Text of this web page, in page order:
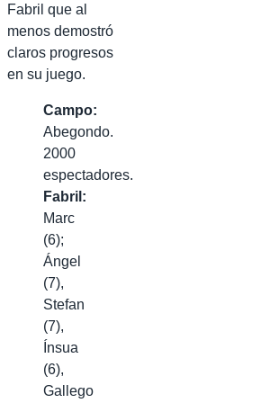
Fabril que al
menos demostró
claros progresos
en su juego.
Campo:
Abegondo.
2000
espectadores.
Fabril:
Marc
(6);
Ángel
(7),
Stefan
(7),
Ínsua
(6),
Gallego